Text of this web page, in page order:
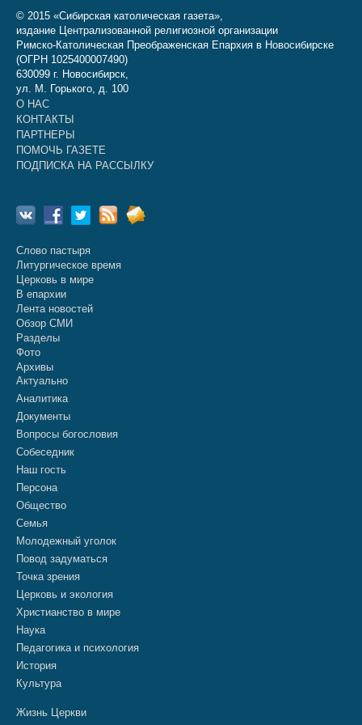
© 2015 «Сибирская католическая газета»,
издание Централизованной религиозной организации
Римско-Католическая Преображенская Епархия в Новосибирске
(ОГРН 1025400007490)
630099 г. Новосибирск,
ул. М. Горького, д. 100
О НАС
КОНТАКТЫ
ПАРТНЕРЫ
ПОМОЧЬ ГАЗЕТЕ
ПОДПИСКА НА РАССЫЛКУ
Слово пастыря
Литургическое время
Церковь в мире
В епархии
Лента новостей
Обзор СМИ
Разделы
Фото
Архивы
Актуально
Аналитика
Документы
Вопросы богословия
Собеседник
Наш гость
Персона
Общество
Семья
Молодежный уголок
Повод задуматься
Точка зрения
Церковь и экология
Христианство в мире
Наука
Педагогика и психология
История
Культура
Жизнь Церкви